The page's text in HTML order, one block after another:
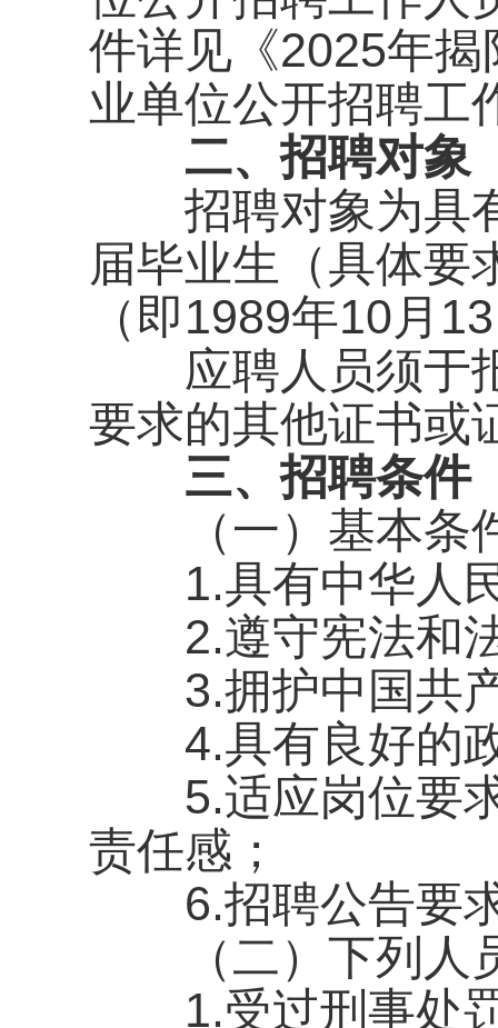
件详见《2025年
业单位公开招聘工
二、招聘对象
招聘对象为具有
届毕业生（具体要
（即1989年10月
应聘人员须于报
要求的其他证书或
三、招聘条件
（一）基本条
1.具有中华人民
2.遵守宪法和
3.拥护中国共产
4.具有良好的政
5.适应岗位要求
责任感；
6.招聘公告要求
（二）下列人
1.受过刑事处